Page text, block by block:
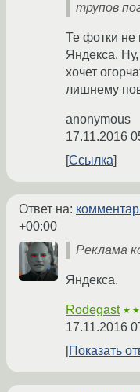
трупов
Те фотки
Яндекса.
хочет
лишнему
anonymous
17.11.2016
Ссылка
Ответ на:
+00:00
Реклама
Яндекса.
Rodegast
17.11.2016
Показать